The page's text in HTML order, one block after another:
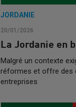
JORDANIE
20/01/2026
La Jordanie en
Malgré un contexte
réformes et offre des
entreprises